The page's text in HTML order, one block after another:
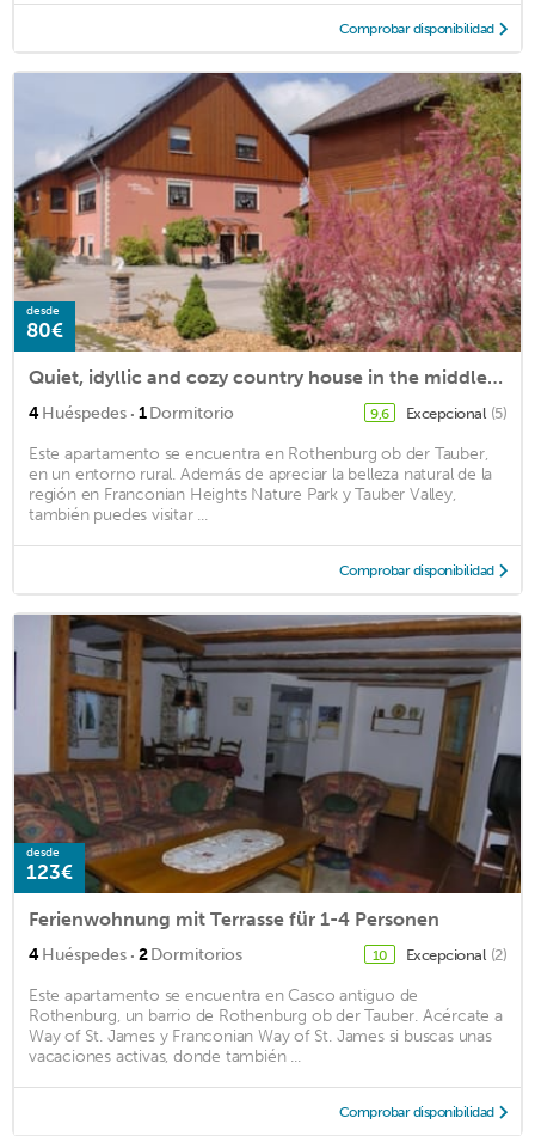
Comprobar disponibilidad
desde
80€
Quiet, idyllic and cozy country house in the middle of nature
4Huéspedes · 1Dormitorio 9,6 Excepcional (5)
Este apartamento se encuentra en Rothenburg ob der Tauber,
en un entorno rural. Además de apreciar la belleza natural de la
región en Franconian Heights Nature Park y Tauber Valley,
también puedes visitar ...
Comprobar disponibilidad
desde
123€
Ferienwohnung mit Terrasse für 1-4 Personen
4Huéspedes · 2Dormitorios 10 Excepcional (2)
Este apartamento se encuentra en Casco antiguo de
Rothenburg, un barrio de Rothenburg ob der Tauber. Acércate a
Way of St. James y Franconian Way of St. James si buscas unas
vacaciones activas, donde también ...
Comprobar disponibilidad